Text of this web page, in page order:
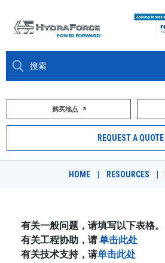
大约关于
市场
职业
DESIGN TOOLS
购买地点
REQUEST A QUOTE
HOME RESOURCES
有关一般问题，请填写以下表格。
有关工程协助，请单击此处
有关技术支持，请单击此处